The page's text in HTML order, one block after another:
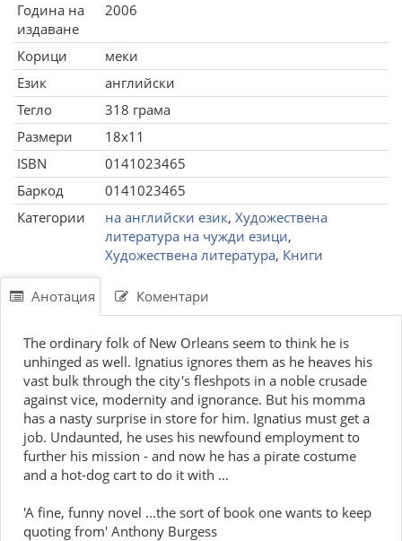
Година на
издаване
2006
Корици
меки
Език
английски
Тегло
318 грама
Размери
18x11
ISBN
0141023465
Баркод
0141023465
Категории
на английски език, Художествена
литература на чужди езици,
Художествена литература, Книги
Анотация Коментари
The ordinary folk of New Orleans seem to think he is
unhinged as well. Ignatius ignores them as he heaves his
vast bulk through the city's fleshpots in a noble crusade
against vice, modernity and ignorance. But his momma
has a nasty surprise in store for him. Ignatius must get a
job. Undaunted, he uses his newfound employment to
further his mission - and now he has a pirate costume
and a hot-dog cart to do it with ...
'A fine, funny novel ...the sort of book one wants to keep
quoting from' Anthony Burgess